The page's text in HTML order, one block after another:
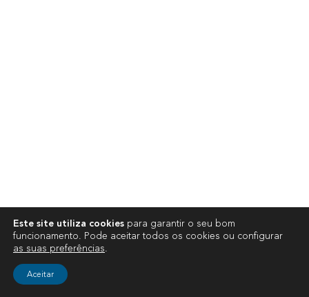
Este site utiliza cookies para garantir o seu bom
funcionamento. Pode aceitar todos os cookies ou configurar
as suas preferências.
Aceitar